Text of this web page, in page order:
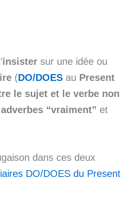
insister sur une idée ou
(DO/DOES au Present
le sujet et le verbe non
adverbes “vraiment” et
dans ces deux
DO/DOES du Present